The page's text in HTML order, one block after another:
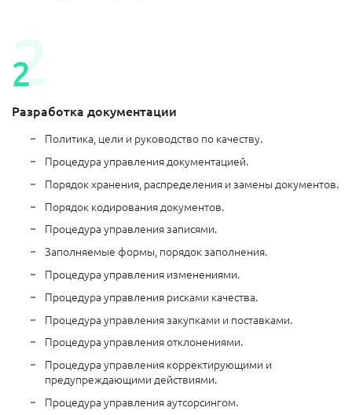
Разработка документации
Политика, цели и руководство по качеству.
Процедура управления документацией.
Порядок хранения, распределения и замены документов.
Порядок кодирования документов.
Процедура управления записями.
Заполняемые формы, порядок заполнения.
Процедура управления изменениями.
Процедура управления рисками качества.
Процедура управления закупками и поставками.
Процедура управления отклонениями.
Процедура управления корректирующими и
предупреждающими действиями.
Процедура управления аутсорсингом.